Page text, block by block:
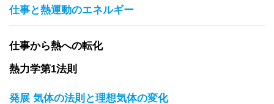
仕事と熱運動のエネルギー
仕事から熱への転化
熱力学第1法則
発展 気体の法則と理想気体の変化